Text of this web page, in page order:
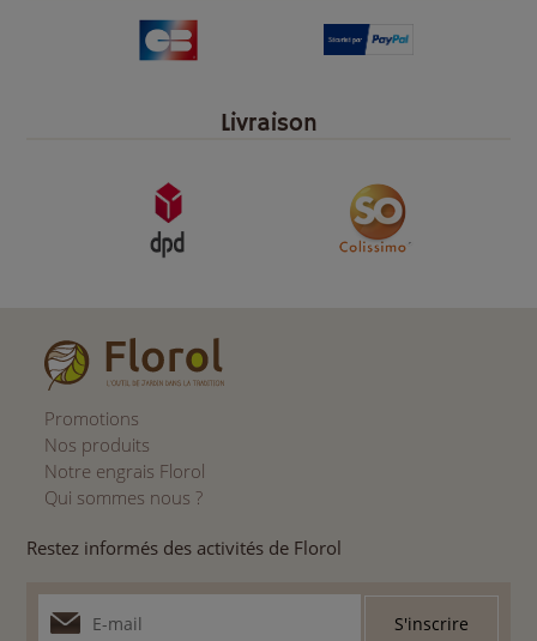
Livraison
Promotions
Nos produits
Notre engrais Florol
Qui sommes nous ?
Restez informés des activités de Florol